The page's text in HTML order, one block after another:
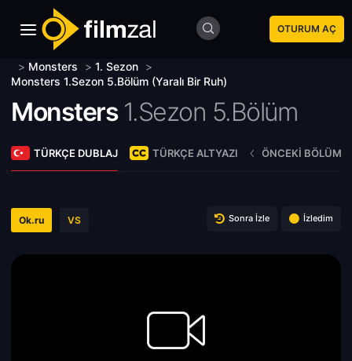
OTURUM AÇ
> Monsters > 1. Sezon >
Monsters 1.Sezon 5.Bölüm (Yaralı Bir Ruh)
Monsters 1.Sezon 5.Bölüm
TÜRKÇE DUBLAJ TÜRKÇE ALTYAZI ÖNCEKI BÖLÜM
Ok.ru VS Sonra İzle İzledim